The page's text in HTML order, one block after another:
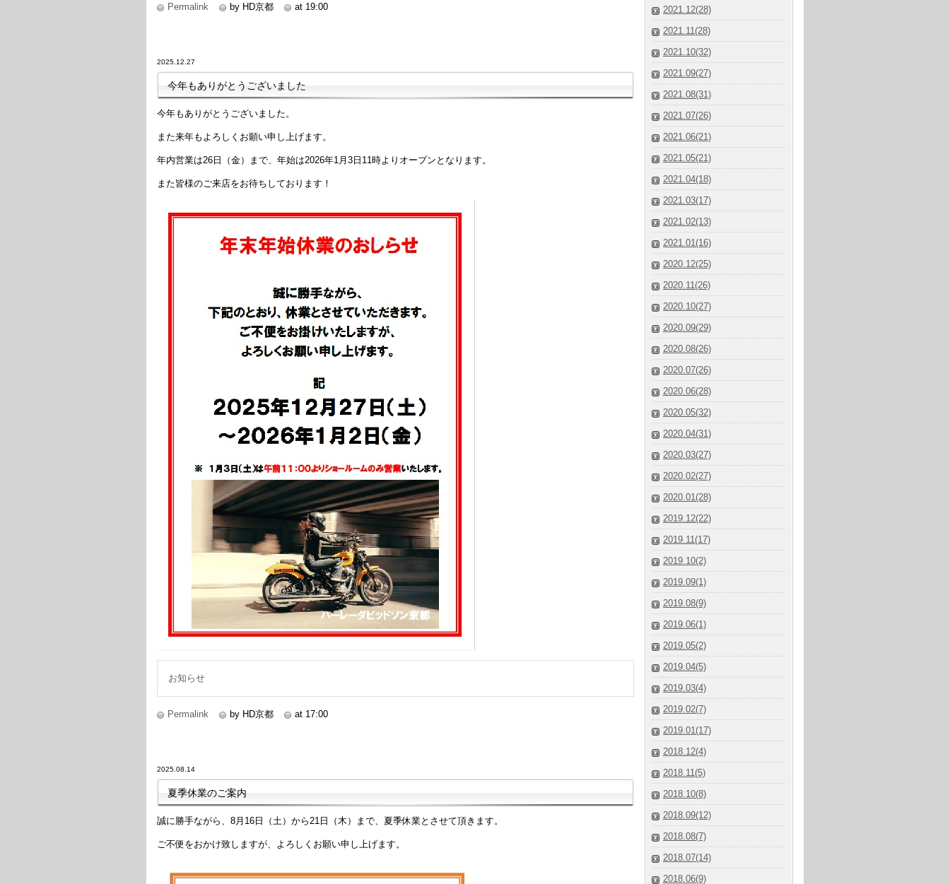
Permalink by HD京都 at 19:00
2025.12.27
今年もありがとうございました
今年もありがとうございました。
また来年もよろしくお願い申し上げます。
年内営業は26日（金）まで、年始は2026年1月3日11時よりオープンとなります。
また皆様のご来店をお待ちしております！
お知らせ
Permalink by HD京都 at 17:00
2025.08.14
夏季休業のご案内
誠に勝手ながら、8月16日（土）から21日（木）まで、夏季休業とさせて頂きます。
ご不便をおかけ致しますが、よろしくお願い申し上げます。
2021.12(28)
2021.11(28)
2021.10(32)
2021.09(27)
2021.08(31)
2021.07(26)
2021.06(21)
2021.05(21)
2021.04(18)
2021.03(17)
2021.02(13)
2021.01(16)
2020.12(25)
2020.11(26)
2020.10(27)
2020.09(29)
2020.08(26)
2020.07(26)
2020.06(28)
2020.05(32)
2020.04(31)
2020.03(27)
2020.02(27)
2020.01(28)
2019.12(22)
2019.11(17)
2019.10(2)
2019.09(1)
2019.08(9)
2019.06(1)
2019.05(2)
2019.04(5)
2019.03(4)
2019.02(7)
2019.01(17)
2018.12(4)
2018.11(5)
2018.10(8)
2018.09(12)
2018.08(7)
2018.07(14)
2018.06(9)